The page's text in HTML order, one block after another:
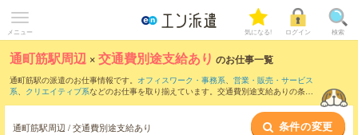
メニュー 気になる! ログイン 検索
通町筋駅周辺 ×交通費別途支給あり のお仕事一覧
通町筋駅の派遣のお仕事情報です。 オフィスワーク・事務系、 営業・販売・サービス
系、 クリエイティブ系などのお仕事を取り揃えています。交通費別途支給ありの条件
通町筋駅周辺 / 交通費別途支給あり 条件の変更